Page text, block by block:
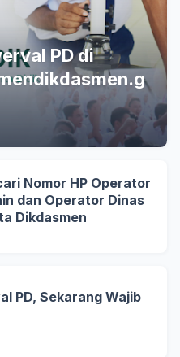
PD di
Nomor HP Operator
dan Operator Dinas
Dikdasmen
PD, Sekarang Wajib